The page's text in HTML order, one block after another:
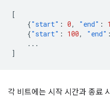
[
{"start" : 0, "end" :
{"start" : 100, "end" :
...
]
각 비트에는 시작 시간과 종료